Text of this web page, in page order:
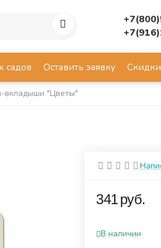
садов Оставить заявку Скидки
вкладыши "Цветы"
‍341‍руб.
В наличии